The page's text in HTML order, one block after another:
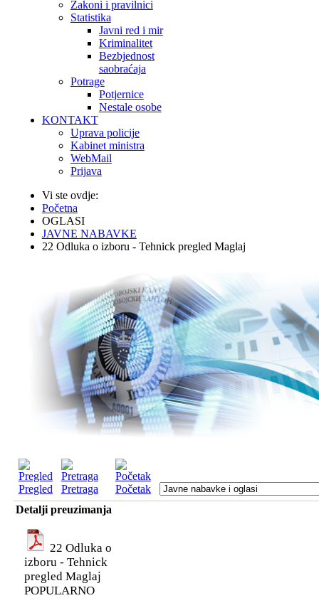
Zakoni i pravilnici
Statistika
Javni red i mir
Kriminalitet
Bezbjednost
saobraćaja
Potrage
Potjernice
Nestale osobe
KONTAKT
Uprava policije
Kabinet ministra
WebMail
Prijava
Vi ste ovdje:
Početna
OGLASI
JAVNE NABAVKE
22 Odluka o izboru - Tehnick pregled Maglaj
Pregled Pretraga
Početak
Detalji preuzimanja
22 Odluka o
izboru - Tehnick
pregled Maglaj
POPULARNO